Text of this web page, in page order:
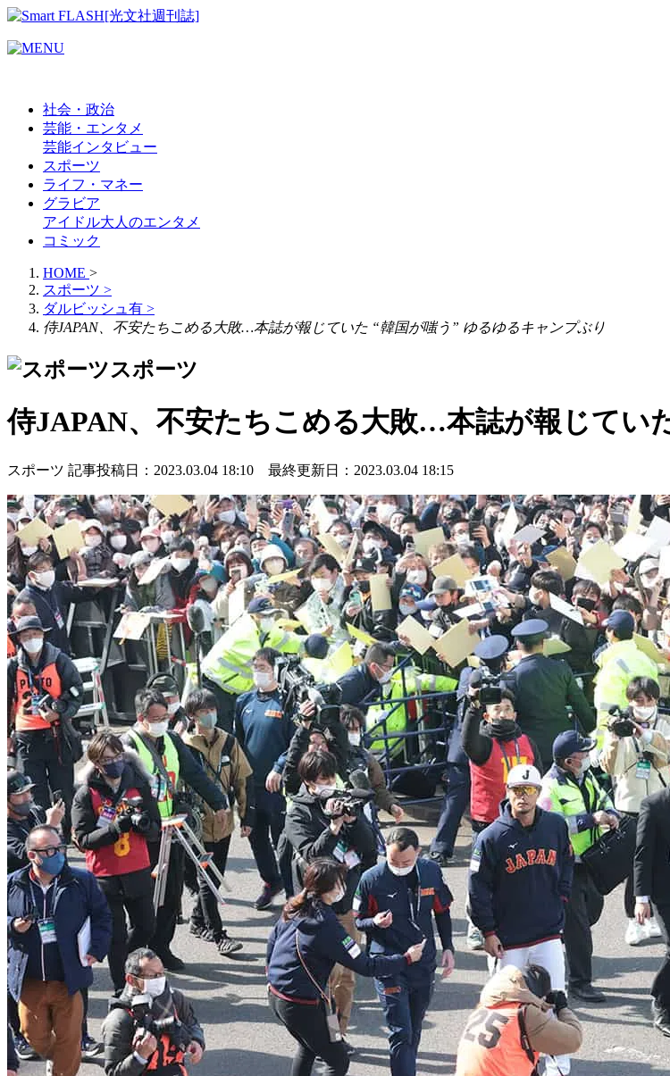
社会・政治
芸能・エンタメ
芸能インタビュー
スポーツ
ライフ・マネー
グラビア
アイドル大人のエンタメ
コミック
HOME >
スポーツ >
ダルビッシュ有 >
侍JAPAN、不安たちこめる大敗…本誌が報じていた “韓国が嗤う” ゆるゆるキャンプぶり
スポーツ
侍JAPAN、不安たちこめる大敗…本誌が報じてい
スポーツ 記事投稿日：2023.03.04 18:10 最終更新日：2023.03.04 18:15